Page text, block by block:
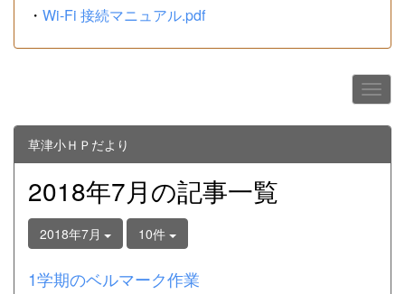
・ Wi-Fi 接続マニュアル.pdf
草津小ＨＰだより
2018年7月の記事一覧
2018年7月 10件
1学期のベルマーク作業